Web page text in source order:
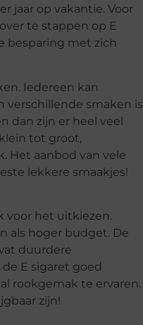
jaar op vakantie. Voor
te stappen op E
besparing met zich
Iedereen kan
verschillende smaken is
dan zijn er heel veel
tot groot,
Het aanbod van vele
lekkere smaakjes!
voor het uitkiezen.
als hoger budget. De
duurdere
E sigaret goed
rookgemak te ervaren.
zijn!